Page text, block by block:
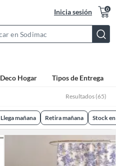
Inicia sesión 0
Bar
Deco Hogar Tipos de Entrega
Resultados (65)
Llega mañana Retira mañana Stock